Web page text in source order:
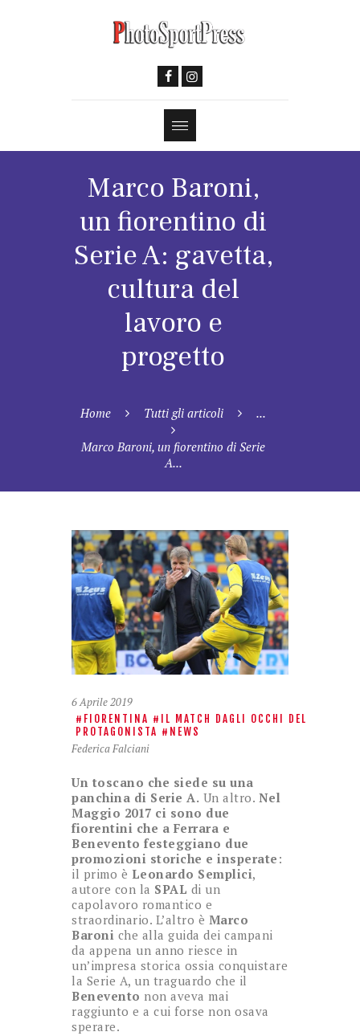
Marco Baroni,
un fiorentino di
Serie A: gavetta,
cultura del
lavoro e
progetto
Home Tutti gli articoli ...
Marco Baroni, un fiorentino di Serie
A...
6 Aprile 2019
FIORENTINA
IL MATCH DAGLI OCCHI DEL
PROTAGONISTA
NEWS
Federica Falciani
Un toscano che siede su una
panchina di Serie A. Un altro. Nel
Maggio 2017 ci sono due
fiorentini che a Ferrara e
Benevento festeggiano due
promozioni storiche e insperate :
il primo è Leonardo Semplici,
autore con la SPAL di un
capolavoro romantico e
straordinario. L’altro è Marco
Baroni che alla guida dei campani
da appena un anno riesce in
un’impresa storica ossia conquistare
la Serie A, un traguardo che il
Benevento non aveva mai
raggiunto e a cui forse non osava
sperare.